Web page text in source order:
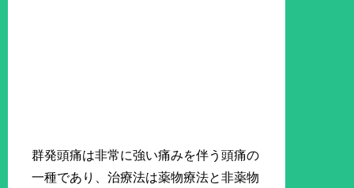
群発頭痛は非常に強い痛みを伴う頭痛の
一種であり、治療法は薬物療法と非薬物